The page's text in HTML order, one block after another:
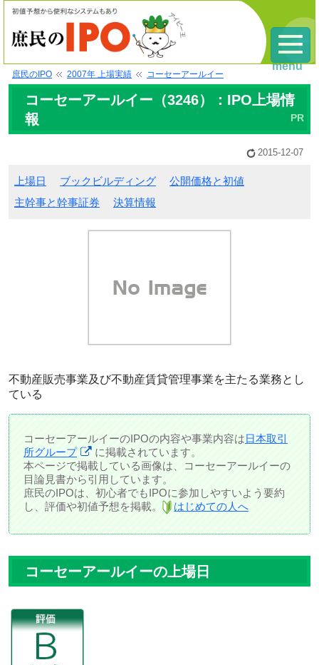
庶民のIPO 2007年 上場実績 コーセーアールイー
コーセーアールイー（3246）：IPO上場情
報
2015-12-07
上場日 ブックビルディング
公開価格と初値
主幹事と幹事証券
決算情報
不動産販売事業及び不動産賃貸管理事業を主たる業務とし
ている
コーセーアールイーのIPOの内容や事業内容は日本取引
所グループ
に掲載されています。
本ページで掲載している画像は、コーセーアールイーの
目論見書から引用しています。
庶民のIPOは、初心者でもIPOに参加しやすいよう要約
し、評価や初値予想を掲載。
はじめての人へ
コーセーアールイーの上場日
menu